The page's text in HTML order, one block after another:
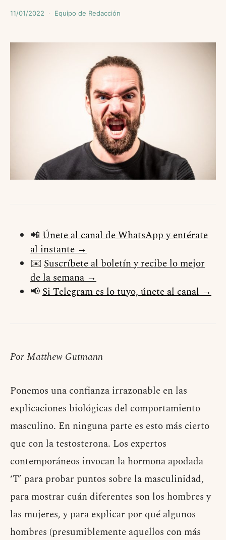
11/01/2022 Equipo de Redacción
📲 Únete al canal de WhatsApp y entérate
al instante →
✉️ Suscríbete al boletín y recibe lo mejor
de la semana →
📢Si Telegram es lo tuyo, únete al canal →
Por Matthew Gutmann
Ponemos una confianza irrazonable en las
explicaciones biológicas del comportamiento
masculino. En ninguna parte es esto más cierto
que con la testosterona. Los expertos
contemporáneos invocan la hormona apodada
‘T’ para probar puntos sobre la masculinidad,
para mostrar cuán diferentes son los hombres y
las mujeres, y para explicar por qué algunos
hombres (presumiblemente aquellos con más